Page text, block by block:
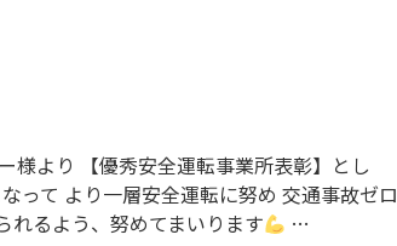
様より 【優秀安全運転事業所表彰】とし
って より一層安全運転に努め 交通事故ゼロ
れるよう、努めてまいります
…